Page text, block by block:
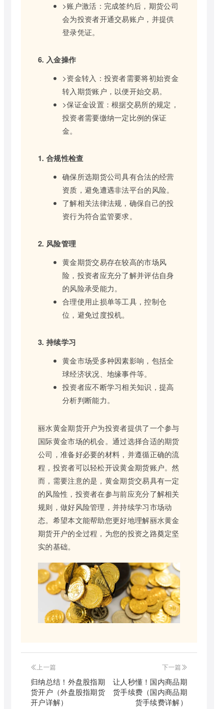
>账户激活：完成签约后，期货公司
会为投资者开通交易账户，并提供
登录凭证。
6. 入金操作
>资金转入：投资者需要将初始资金
转入期货账户，以便开始交易。
>保证金设置：根据交易所的规定，
投资者需要缴纳一定比例的保证
金。
1. 合规性检查
确保所选期货公司具有合法的经营
资质，避免遭遇非法平台的风险。
了解相关法律法规，确保自己的投
资行为符合监管要求。
2. 风险管理
黄金期货交易存在较高的市场风
险，投资者应充分了解并评估自身
的风险承受能力。
合理使用止损单等工具，控制仓
位，避免过度投机。
3. 持续学习
黄金市场受多种因素影响，包括全
球经济状况、地缘事件等。
投资者应不断学习相关知识，提高
分析判断能力。
丽水黄金期货开户为投资者提供了一个参与
国际黄金市场的机会。通过选择合适的期货
公司，准备好必要的材料，并遵循正确的流
程，投资者可以轻松开设黄金期货账户。然
而，需要注意的是，黄金期货交易具有一定
的风险性，投资者在参与前应充分了解相关
规则，做好风险管理，并持续学习市场动
态。希望本文能帮助您更好地理解丽水黄金
期货开户的全过程，为您的投资之路奠定坚
实的基础。
上一篇
归纳总结！外盘股指期
货开户（外盘股指期货
开户详解）
下一篇
让人秒懂！国内商品期
货手续费（国内商品期
货手续费详解）